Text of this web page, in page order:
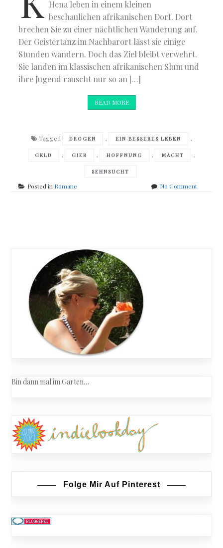
Hena leben in einem kleinen
beschaulichen afrikanischen Dorf. Dort
brechen Sie zu einer nächtlichen Wanderung auf.
Der Geistertanz im Nachbarort lässt sie einige
Stunden wandern. Doch das Ziel bleibt verwehrt.
Sie landen im klassischen afrikanischen Slum und
ihre Jugend rauscht nur so an […]
READ MORE
Tagged DROGEN , EIN BESSERES LEBEN ,
GELD , GIER , HOFFNUNG , MACHT ,
SEHNSUCHT
Posted in Romane No Commenton
navigation
Bin dann mal im Garten…
Folge Mir Auf Pinterest